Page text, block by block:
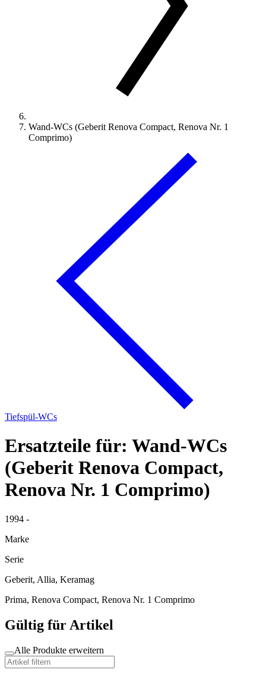
Wand-WCs (Geberit Renova Compact, Renova Nr. 1
Comprimo)
Tiefspül-WCs
Ersatzteile für: Wand-WCs
(Geberit Renova Compact,
Renova Nr. 1 Comprimo)
1994 -
Marke
Serie
Geberit, Allia, Keramag
Prima, Renova Compact, Renova Nr. 1 Comprimo
Gültig für Artikel
Alle Produkte erweitern